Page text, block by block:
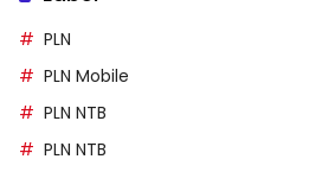
PLN
PLN Mobile
PLN NTB
PLN NTB